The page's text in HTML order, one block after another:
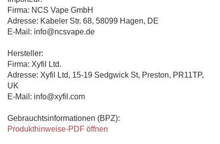
Firma: NCS Vape GmbH
Adresse: Kabeler Str. 68, 58099 Hagen, DE
E-Mail: info@ncsvape.de
Hersteller:
Firma: Xyfil Ltd.
Adresse: Xyfil Ltd, 15-19 Sedgwick St, Preston, PR11TP,
UK
E-Mail: info@xyfil.com
Gebrauchtsinformationen (BPZ):
Produkthinweise-PDF öffnen